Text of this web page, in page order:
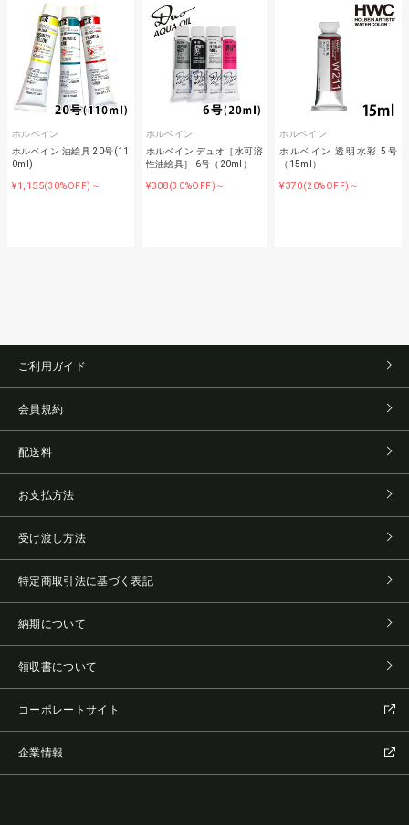
ホルベイン
ホルベイン 油絵具 20号(11
0ml)
¥1,155(30%OFF)～
ホルベイン
ホルベイン デュオ［水可溶
性油絵具］ 6号（20ml）
¥308(30%OFF)～
ホルベイン
ホルベイン 透明水彩 5号
（15ml）
¥370(20%OFF)～
ご利用ガイド
会員規約
配送料
お支払方法
受け渡し方法
特定商取引法に基づく表記
納期について
領収書について
コーポレートサイト
企業情報